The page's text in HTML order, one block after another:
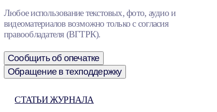
Любое использование текстовых, фото, аудио и
видеоматериалов возможно только с согласия
правообладателя (ВГТРК).
Сообщить об опечатке
Обращение в техподдержку
СТАТЬИ ЖУРНАЛА